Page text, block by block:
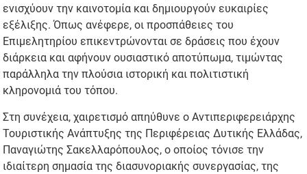
ενισχύουν την καινοτομία και δημιουργούν ευκαιρίες
εξέλιξης. Όπως ανέφερε, οι προσπάθειες του
Επιμελητηρίου επικεντρώνονται σε δράσεις που έχουν
διάρκεια και αφήνουν ουσιαστικό αποτύπωμα, τιμώντας
παράλληλα την πλούσια ιστορική και πολιτιστική
κληρονομιά του τόπου.
Στη συνέχεια, χαιρετισμό απηύθυνε ο Αντιπεριφερειάρχης
Τουριστικής Ανάπτυξης της Περιφέρειας Δυτικής Ελλάδας,
Παναγιώτης Σακελλαρόπουλος, ο οποίος τόνισε την
ιδιαίτερη σημασία της διασυνοριακής συνεργασίας, της